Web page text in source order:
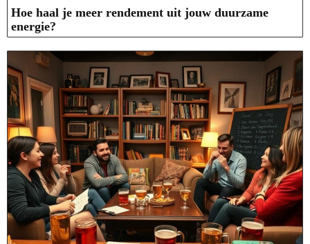
Hoe haal je meer rendement uit jouw duurzame
energie?